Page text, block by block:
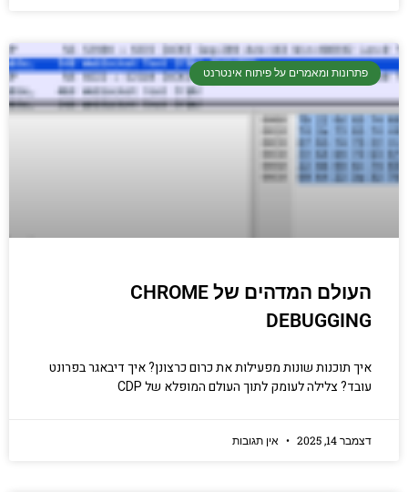
פתרונות ומאמרים על פיתוח אינטרנט
העולם המדהים של CHROME
DEBUGGING
איך תוכנות שונות מפעילות את כרום כרצונן? איך דיבאגר בפרונט
עובד? צלילה לעומק לתוך העולם המופלא של CDP
דצמבר 14, 2025 אין תגובות